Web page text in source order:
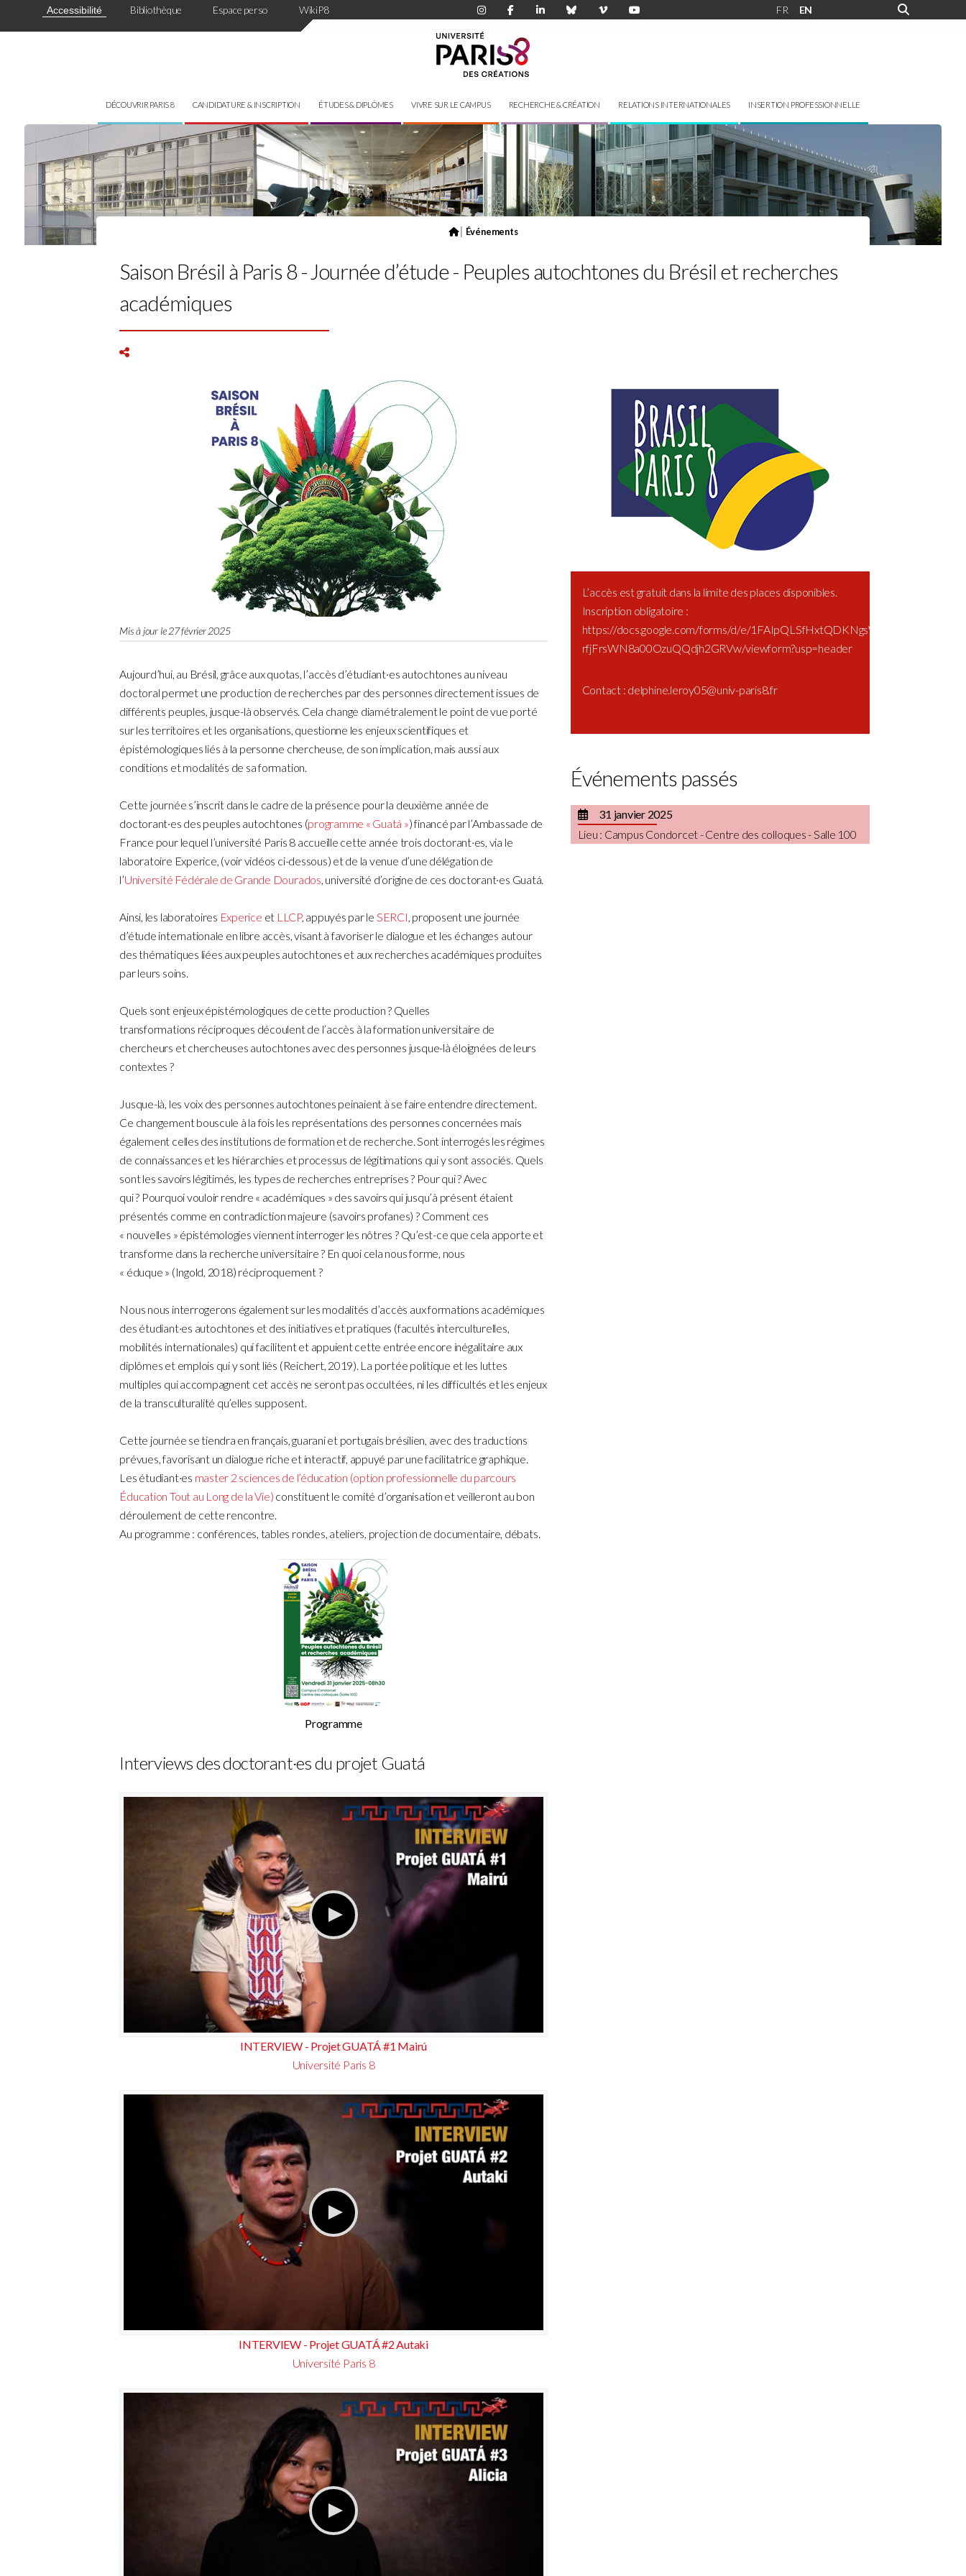
Accessibilité Bibliothèque Espace perso WikiP8 FR EN
DÉCOUVRIR PARIS 8 CANDIDATURE & INSCRIPTION ÉTUDES & DIPLÔMES VIVRE SUR LE CAMPUS RECHERCHE & CRÉATION RELATIONS INTERNATIONALES INSERTION PROFESSIONNELLE
| Événements
Saison Brésil à Paris 8 - Journée d’étude - Peuples autochtones du Brésil et recherches
académiques
Mis à jour le 27 février 2025
Aujourd’hui, au Brésil, grâce aux quotas, l’accès d’étudiant·es autochtones au niveau
doctoral permet une production de recherches par des personnes directement issues de
différents peuples, jusque-là observés. Cela change diamétralement le point de vue porté
sur les territoires et les organisations, questionne les enjeux scientifiques et
épistémologiques liés à la personne chercheuse, de son implication, mais aussi aux
conditions et modalités de sa formation.
Cette journée s’inscrit dans le cadre de la présence pour la deuxième année de
doctorant·es des peuples autochtones (programme « Guatá ») financé par l’Ambassade de
France pour lequel l’université Paris 8 accueille cette année trois doctorant·es, via le
laboratoire Experice, (voir vidéos ci-dessous) et de la venue d’une délégation de
l’Université Fédérale de Grande Dourados, université d’origine de ces doctorant·es Guatá.
Ainsi, les laboratoires Experice et LLCP, appuyés par le SERCI, proposent une journée
d’étude internationale en libre accès, visant à favoriser le dialogue et les échanges autour
des thématiques liées aux peuples autochtones et aux recherches académiques produites
par leurs soins.
Quels sont enjeux épistémologiques de cette production ? Quelles
transformations réciproques découlent de l’accès à la formation universitaire de
chercheurs et chercheuses autochtones avec des personnes jusque-là éloignées de leurs
contextes ?
Jusque-là, les voix des personnes autochtones peinaient à se faire entendre directement.
Ce changement bouscule à la fois les représentations des personnes concernées mais
également celles des institutions de formation et de recherche. Sont interrogés les régimes
de connaissances et les hiérarchies et processus de légitimations qui y sont associés. Quels
sont les savoirs légitimés, les types de recherches entreprises ? Pour qui ? Avec
qui ? Pourquoi vouloir rendre « académiques » des savoirs qui jusqu’à présent étaient
présentés comme en contradiction majeure (savoirs profanes) ? Comment ces
« nouvelles » épistémologies viennent interroger les nôtres ? Qu’est-ce que cela apporte et
transforme dans la recherche universitaire ? En quoi cela nous forme, nous
« éduque » (Ingold, 2018) réciproquement ?
Nous nous interrogerons également sur les modalités d’accès aux formations académiques
des étudiant·es autochtones et des initiatives et pratiques (facultés interculturelles,
mobilités internationales) qui facilitent et appuient cette entrée encore inégalitaire aux
diplômes et emplois qui y sont liés (Reichert, 2019). La portée politique et les luttes
multiples qui accompagnent cet accès ne seront pas occultées, ni les difficultés et les enjeux
de la transculturalité qu’elles supposent.
Cette journée se tiendra en français, guarani et portugais brésilien, avec des traductions
prévues, favorisant un dialogue riche et interactif, appuyé par une facilitatrice graphique.
Les étudiant·es master 2 sciences de l’éducation (option professionnelle du parcours
Éducation Tout au Long de la Vie) constituent le comité d’organisation et veilleront au bon
déroulement de cette rencontre.
Au programme : conférences, tables rondes, ateliers, projection de documentaire, débats.
Programme
Interviews des doctorant·es du projet Guatá
INTERVIEW - Projet GUATÁ #1 Mairú
Université Paris 8
INTERVIEW - Projet GUATÁ #2 Autaki
Université Paris 8
L’accès est gratuit dans la limite des places disponibles.
Inscription obligatoire :
https://docs.google.com/forms/d/e/1FAIpQLSfHxtQDKNgsWlvLP3dIvTPE-
rfjFrsWN8a00OzuQQdjh2GRVw/viewform?usp=header
Contact : delphine.leroy05@univ-paris8.fr
Événements passés
31 janvier 2025
Lieu : Campus Condorcet - Centre des colloques - Salle 100
Panneau de gestion des cookies